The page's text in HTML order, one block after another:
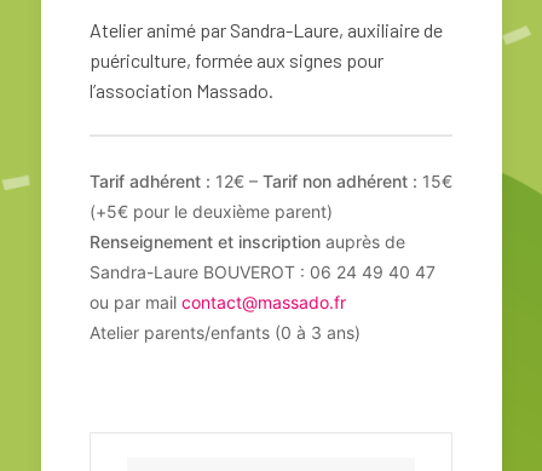
Atelier animé par Sandra-Laure, auxiliaire de
puériculture, formée aux signes pour
l’association Massado.
Tarif adhérent : 12€ – Tarif non adhérent : 15€
(+5€ pour le deuxième parent)
Renseignement et inscription auprès de
Sandra-Laure BOUVEROT : 06 24 49 40 47
ou par mail contact@massado.fr
Atelier parents/enfants (0 à 3 ans)